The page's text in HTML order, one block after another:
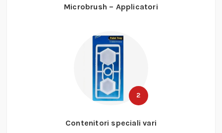
Microbrush – Applicatori
2
Contenitori speciali vari